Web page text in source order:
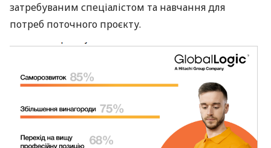
затребуваним спеціалістом та навчання для
потреб поточного проєкту.